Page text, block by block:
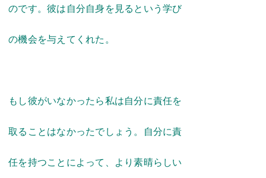
のです。彼は自分自身を見るという学び
の機会を与えてくれた。
もし彼がいなかったら私は自分に責任を
取ることはなかったでしょう。自分に責
任を持つことによって、より素晴らしい